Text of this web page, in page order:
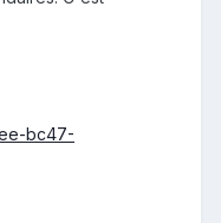
bc47-